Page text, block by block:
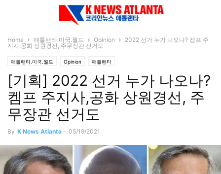
Home 애틀랜타.미국.월드 Opinion
2022 선거 누가 나오나? 켐프 주
지사,공화 상원경선, 주무장관 선거도
애틀랜타.미국.월드 Opinion 애틀랜타
[기획] 2022 선거 누가 나오나?
켐프 주지사,공화 상원경선, 주
무장관 선거도
By K News Atlanta - 05/19/2021